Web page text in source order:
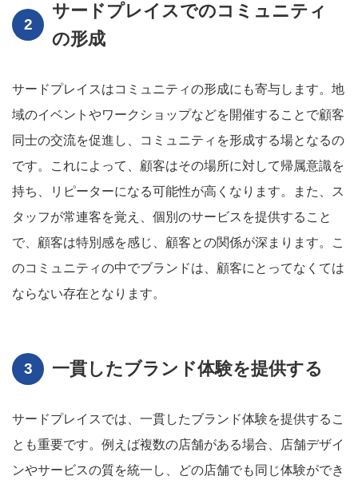
サードプレイスでのコミュニティ
の形成
サードプレイスはコミュニティの形成にも寄与します。地
域のイベントやワークショップなどを開催することで顧客
同士の交流を促進し、コミュニティを形成する場となるの
です。これによって、顧客はその場所に対して帰属意識を
持ち、リピーターになる可能性が高くなります。また、ス
タッフが常連客を覚え、個別のサービスを提供すること
で、顧客は特別感を感じ、顧客との関係が深まります。こ
のコミュニティの中でブランドは、顧客にとってなくては
ならない存在となります。
一貫したブランド体験を提供する
サードプレイスでは、一貫したブランド体験を提供するこ
とも重要です。例えば複数の店舗がある場合、店舗デザイ
ンやサービスの質を統一し、どの店舗でも同じ体験ができ